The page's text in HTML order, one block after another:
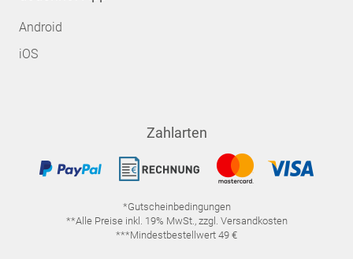
Android
iOS
Zahlarten
*Gutscheinbedingungen
**Alle Preise inkl. 19% MwSt., zzgl. Versandkosten
***Mindestbestellwert 49 €